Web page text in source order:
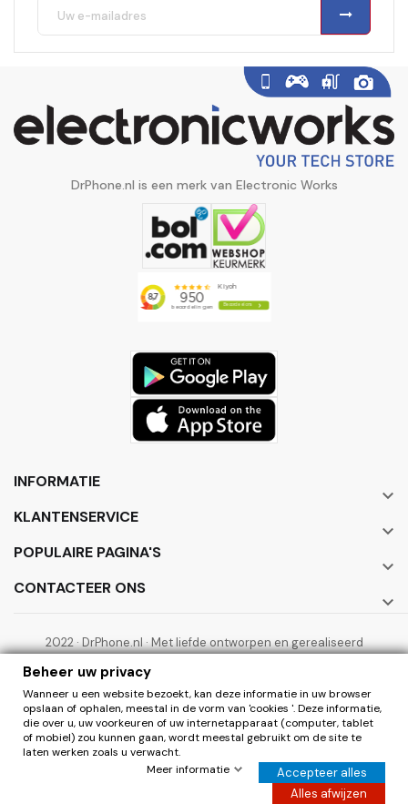
DrPhone.nl is een merk van Electronic Works
INFORMATIE

KLANTENSERVICE

POPULAIRE PAGINA'S

CONTACTEER ONS

2022 · DrPhone.nl · Met liefde ontworpen en gerealiseerd
0
Beheer uw privacy
Wanneer u een website bezoekt, kan deze informatie in uw browser
opslaan of ophalen, meestal in de vorm van 'cookies '. Deze informatie,
die over u, uw voorkeuren of uw internetapparaat (computer, tablet
of mobiel) zou kunnen gaan, wordt meestal gebruikt om de site te
laten werken zoals u verwacht.
Meer informatie
Accepteer alles
Alles afwijzen